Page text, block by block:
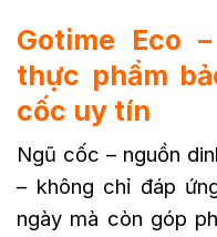
Gotime Eco
thực phẩm
cốc uy tín
Ngũ cốc – nguồn
– không chỉ đáp
ngày mà còn góp